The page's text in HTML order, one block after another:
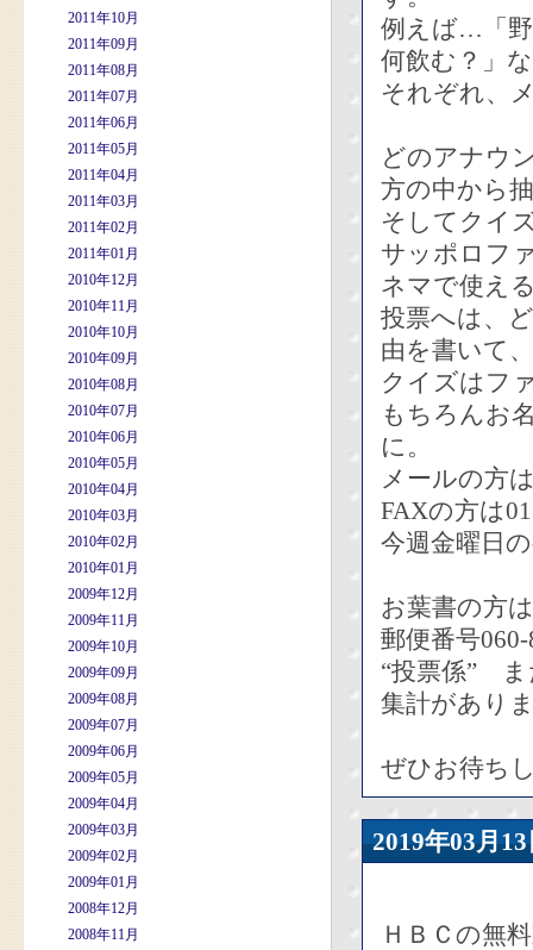
2011年10月
2011年09月
2011年08月
2011年07月
2011年06月
2011年05月
2011年04月
2011年03月
2011年02月
2011年01月
2010年12月
2010年11月
2010年10月
2010年09月
2010年08月
2010年07月
2010年06月
2010年05月
2010年04月
2010年03月
2010年02月
2010年01月
2009年12月
2009年11月
2009年10月
2009年09月
2009年08月
2009年07月
2009年06月
2009年05月
2009年04月
2009年03月
2009年02月
2009年01月
2008年12月
2008年11月
例えば…「
何飲む？」
それぞれ、
どのアナウ
方の中から
そしてクイ
サッポロフ
ネマで使え
投票へは、
由を書いて、
クイズはフ
もちろんお
に。
メールの方
FAXの方は
今週金曜日
お葉書の方は
郵便番号
“投票係” ま
集計があり
ぜひお待ち
2019年03
ＨＢＣの無